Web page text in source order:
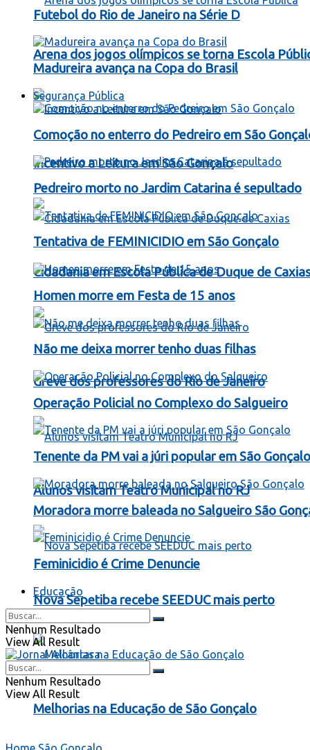
Arena dos jogos olímpicos se torna Escola
Incentivo a Leitura em São Gonçalo
Cidadania em Escola Pública de Duque de
Greve dos professores do Rio de Janeiro
Alunos visitam Teatro Municipal no RJ
Nova Sepetiba recebe SEEDUC mais perto
Melhorias na Educação de São Gonçalo
Futebol do Rio de Janeiro na Série D
Madureira avança na Copa do Brasil
Segurança Pública
Comoção no enterro do Pedreiro em São
Pedreiro morto no Jardim Catarina é sepultado
Tentativa de FEMINICIDIO em São Gonçalo
Homen morre em Festa de 15 anos
Não me deixa morrer tenho duas filhas
Operação Policial no Complexo do Salgueiro
Tenente da PM vai a júri popular em São Gonçalo
Moradora morre baleada no Salgueiro São
Feminicidio é Crime Denuncie
Educação
Nenhum Resultado
View All Result
Nenhum Resultado
View All Result